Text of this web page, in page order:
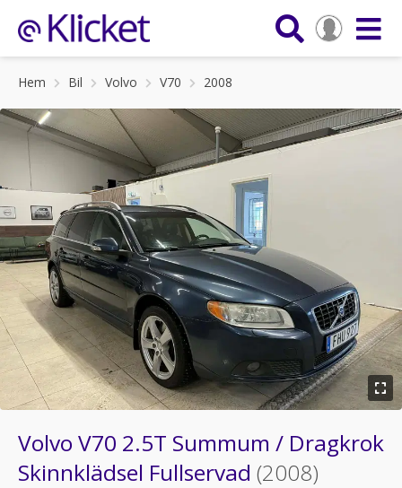
Hem Bil Volvo V70 2008
Volvo V70 2.5T Summum / Dragkrok
Skinnklädsel Fullservad (2008)